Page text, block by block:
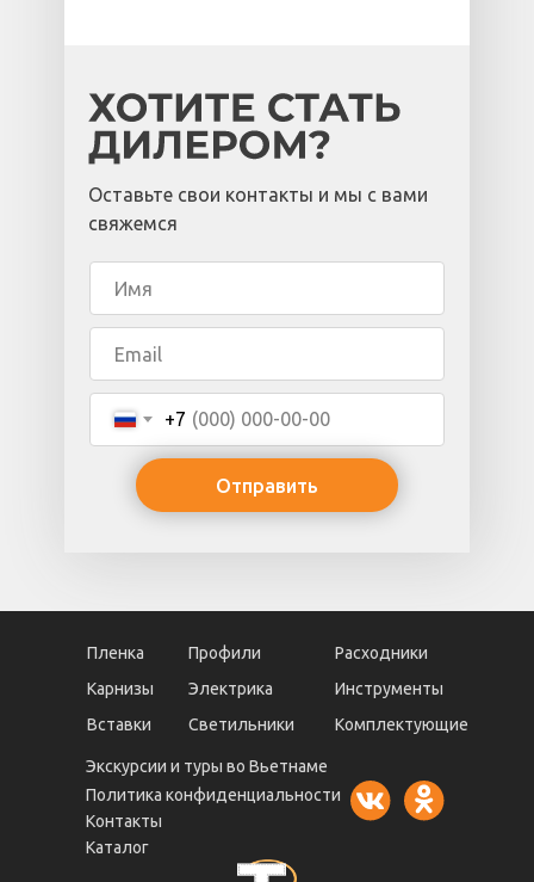
+7
Отправить
Оставьте свои контакты и мы с вами
свяжемся
Пленка Профили
Вставки Комплектующие
Светильники
Карнизы Электрика Инструменты
Политика конфиденциальности
Экскурсии и туры во Вьетнаме
Каталог
Контакты
Расходники